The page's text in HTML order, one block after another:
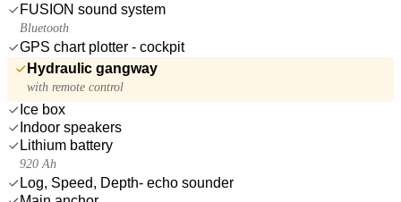
FUSION sound system
Bluetooth
GPS chart plotter - cockpit
Hydraulic gangway
with remote control
Ice box
Indoor speakers
Lithium battery
920 Ah
Log, Speed, Depth- echo sounder